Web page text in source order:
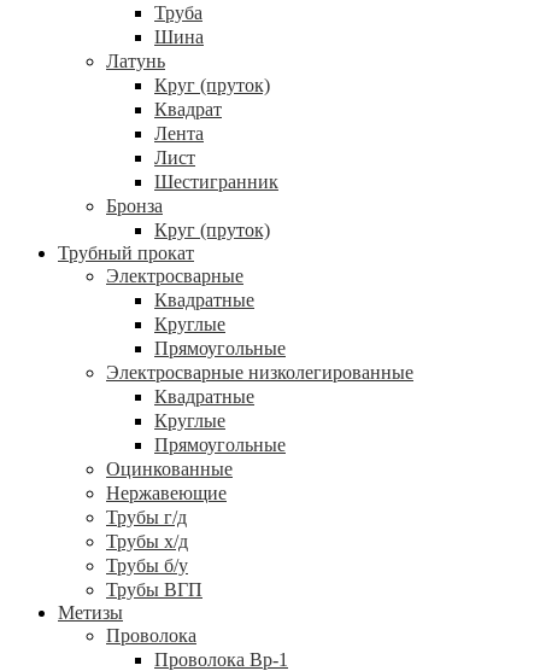
Труба
Шина
Латунь
Круг (пруток)
Квадрат
Лента
Лист
Шестигранник
Бронза
Круг (пруток)
Трубный прокат
Электросварные
Квадратные
Круглые
Прямоугольные
Электросварные низколегированные
Квадратные
Круглые
Прямоугольные
Оцинкованные
Нержавеющие
Трубы г/д
Трубы х/д
Трубы б/у
Трубы ВГП
Метизы
Проволока
Проволока Вр-1